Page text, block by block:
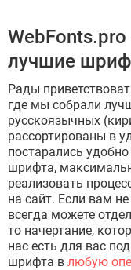
лучшие
Рады
где мы собрали
русскоязычных
рассортированы в
постарались
шрифта,
реализовать
на сайт. Если вам
всегда можете
то начертание,
нас есть для вас
шрифта в любую